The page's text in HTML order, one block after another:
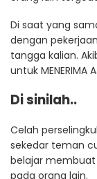
Di saat yang
dengan
tangga kalian.
untuk MENERIMA
Di sinilah..
Celah
sekedar teman
belajar
pada orang lain.